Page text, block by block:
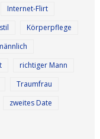
Internet-Flirt
Körperpflege
richtiger Mann
Traumfrau
zweites Date